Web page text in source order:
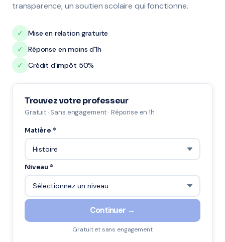
transparence, un soutien scolaire qui fonctionne.
✓
Mise en relation gratuite
✓
Réponse en moins d'1h
✓
Crédit d'impôt 50%
Trouvez votre professeur
Gratuit · Sans engagement · Réponse en 1h
Matière *
Niveau *
Continuer →
Gratuit et sans engagement